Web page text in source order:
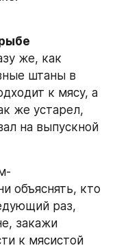
же, как
штаны в
к мясу, а
же устарел,
на выпускной
объяснять, кто
раз,
закажи
к мясистой